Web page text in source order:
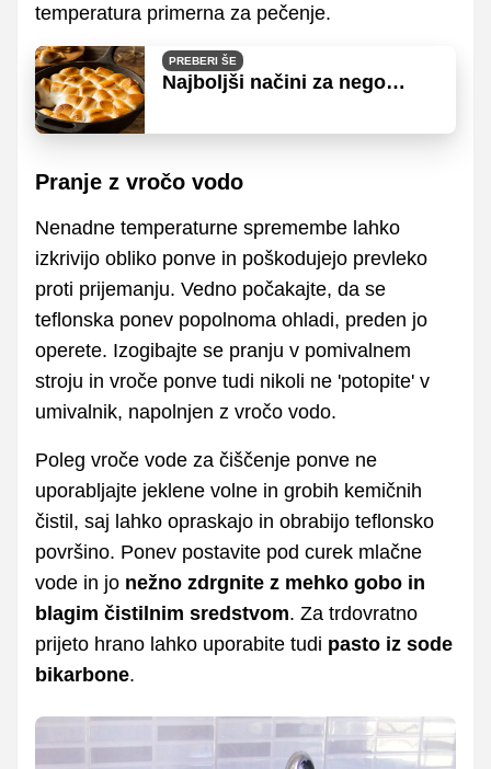
temperatura primerna za pečenje.
PREBERI ŠE
Najboljši načini za nego
Pranje z vročo vodo
Nenadne temperaturne spremembe lahko
izkrivijo obliko ponve in poškodujejo prevleko
proti prijemanju. Vedno počakajte, da se
teflonska ponev popolnoma ohladi, preden jo
operete. Izogibajte se pranju v pomivalnem
stroju in vroče ponve tudi nikoli ne 'potopite' v
umivalnik, napolnjen z vročo vodo.
Poleg vroče vode za čiščenje ponve ne
uporabljajte jeklene volne in grobih kemičnih
čistil, saj lahko opraskajo in obrabijo teflonsko
površino. Ponev postavite pod curek mlačne
vode in jo nežno zdrgnite z mehko gobo in
blagim čistilnim sredstvom. Za trdovratno
prijeto hrano lahko uporabite tudi pasto iz sode
bikarbone.